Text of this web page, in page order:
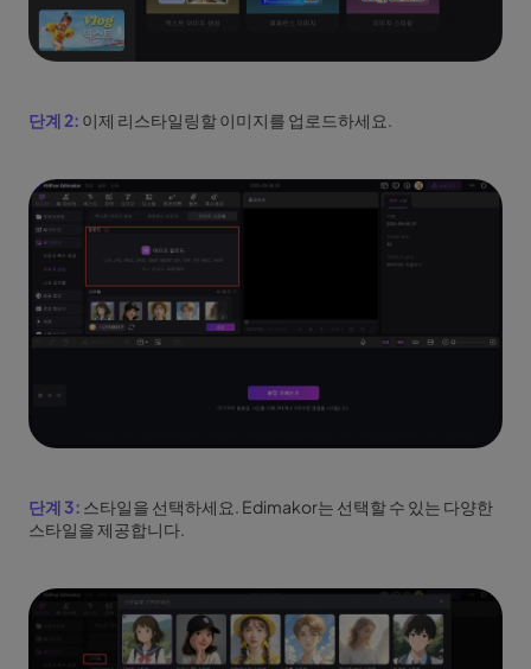
단계 2: 이제 리스타일링할 이미지를 업로드하세요.
단계 3: 스타일을 선택하세요. Edimakor는 선택할 수 있는 다양한
스타일을 제공합니다.